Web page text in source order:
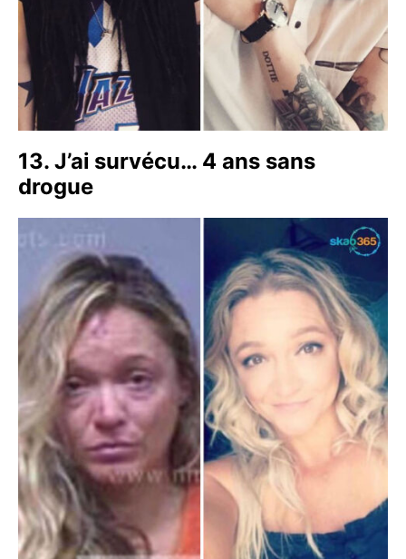
13. J’ai survécu… 4 ans sans
drogue